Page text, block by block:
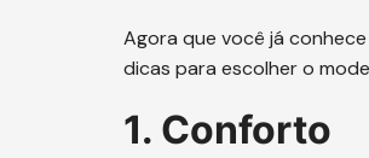
Agora que você já
dicas para escolher o
1. Conforto